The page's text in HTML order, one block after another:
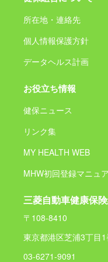
所在地・連絡先
個人情報保護方針
データヘルス計画
お役立ち情報
健保ニュース
リンク集
MY HEALTH WEB
MHW初回登録マニュ
三菱自動車健康保
〒108-8410
東京都港区芝浦3丁目
03-6271-9091